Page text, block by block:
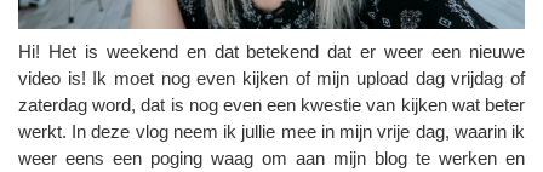
Hi! Het is weekend en dat betekend dat er weer een nieuwe
video is! Ik moet nog even kijken of mijn upload dag vrijdag of
zaterdag word, dat is nog even een kwestie van kijken wat beter
werkt. In deze vlog neem ik jullie mee in mijn vrije dag, waarin ik
weer eens een poging waag om aan mijn blog te werken en